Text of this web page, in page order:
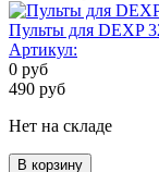
Пульты для DEXP
Артикул:
0 руб
490 руб
Нет на складе
В корзину